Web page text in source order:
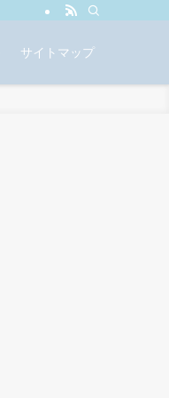
サイトマップ